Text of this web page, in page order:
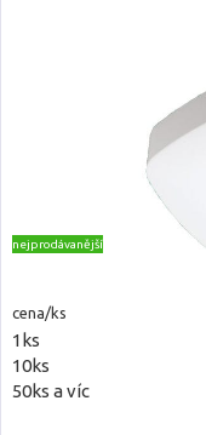
nejprodávanější
cena/ks
1ks
10ks
50ks a víc